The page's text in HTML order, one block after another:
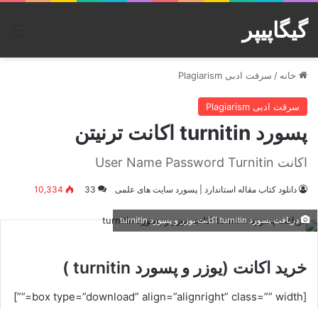
گیگاپیپر
خانه / سرقت ادبی Plagiarism
سرقت ادبی Plagiarism
پسورد turnitin اکانت ترنیتن
اکانت User Name Password Turnitin
دانلود کتاب مقاله استاندارد | پسورد سایت های علمی 33
10,334
دریافت پسورد turnitin اکانت یوزر و پسورد turnitin
خرید اکانت (یوزر و پسورد turnitin )
[box type=”download” align=”alignright” class=”” width=””]